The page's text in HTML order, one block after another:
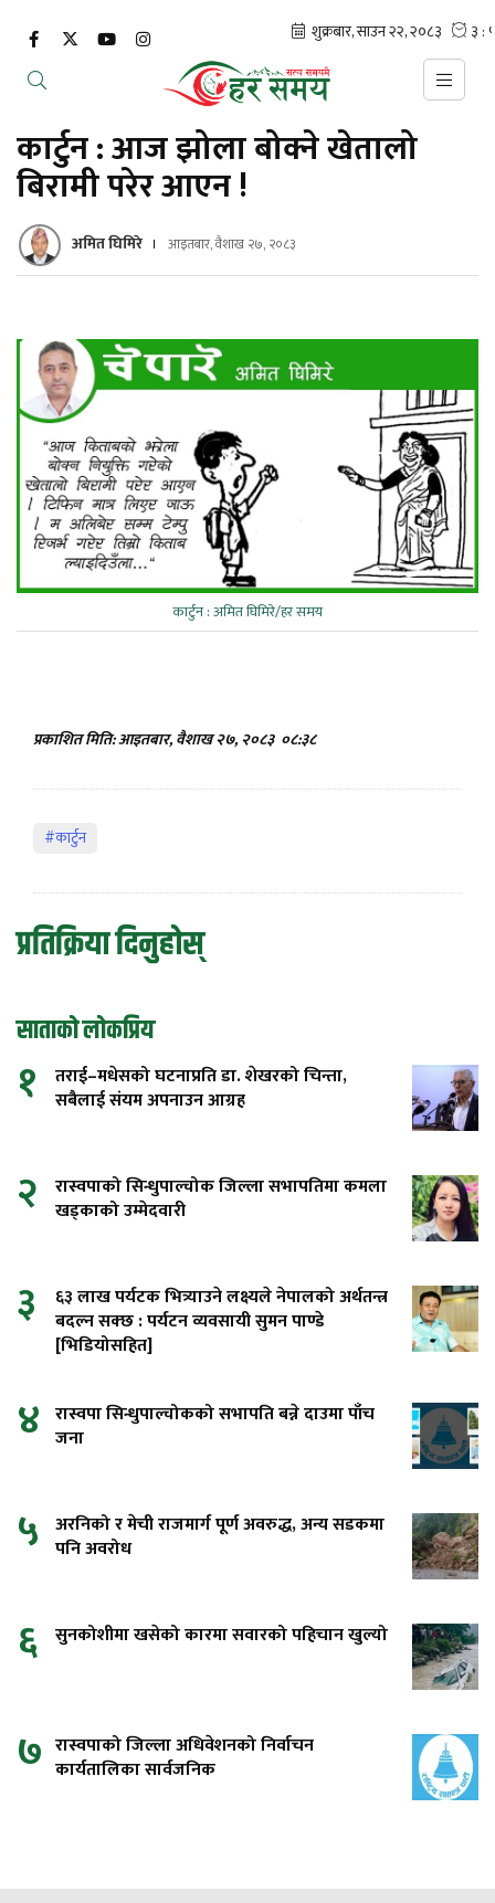
कार्टुन : आज झोला बोक्ने खेतालो
बिरामी परेर आएन !
अमित घिमिरे आइतबार, वैशाख २७, २०८३
कार्टुन : अमित घिमिरे/हर समय
प्रकाशित मिति: आइतबार, वैशाख २७, २०८३ ०८:३८
#कार्टुन
प्रतिक्रिया दिनुहोस्
साताको लोकप्रिय
१
तराई–मधेसको घटनाप्रति डा. शेखरको चिन्ता,
सबैलाई संयम अपनाउन आग्रह
२
रास्वपाको सिन्धुपाल्चोक जिल्ला सभापतिमा कमला
खड्काको उम्मेदवारी
३
६३ लाख पर्यटक भित्र्याउने लक्ष्यले नेपालको अर्थतन्त्र
बदल्न सक्छ : पर्यटन व्यवसायी सुमन पाण्डे
[भिडियोसहित]
४ रास्वपा सिन्धुपाल्चोकको सभापति बन्ने दाउमा पाँच
जना
५ अरनिको र मेची राजमार्ग पूर्ण अवरुद्ध, अन्य सडकमा
पनि अवरोध
६ सुनकोशीमा खसेको कारमा सवारको पहिचान खुल्यो
७ रास्वपाको जिल्ला अधिवेशनको निर्वाचन
कार्यतालिका सार्वजनिक